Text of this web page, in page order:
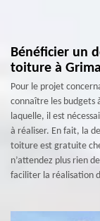
Bénéficier un
toiture à
Pour le projet
connaître les budgets
laquelle, il est
à réaliser. En fait, la
toiture est gratuite
n’attendez plus rien
faciliter la réalisation